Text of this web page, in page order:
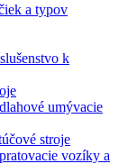
a typov
k
umývacie
stroje
vozíky a